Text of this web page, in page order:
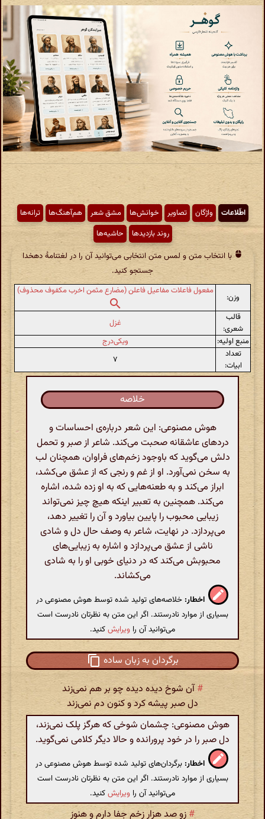
اطّلاعات واژگان تصاویر خوانش‌ها مشق شعر هم‌آهنگ‌ها
ترانه‌ها
روند بازدیدها
حاشیه‌ها
با انتخاب متن و لمس متن انتخابی می‌توانید آن را در لغتنامهٔ دهخدا
جستجو کنید.
وزن:
مفعول فاعلات مفاعیل فاعلن (مضارع مثمن اخرب مکفوف محذوف)
قالب
شعری:
غزل
منبع اولیه:
ویکی‌درج
تعداد
ابیات:
۷
خلاصه
هوش مصنوعی: این شعر درباره‌ی احساسات و
دردهای عاشقانه صحبت می‌کند. شاعر از صبر و تحمل
دلش می‌گوید که باوجود زخم‌های فراوان، همچنان لب
به سخن نمی‌آورد. او از غم و رنجی که از عشق می‌کشد،
ابراز می‌کند و به طعنه‌هایی که به او زده شده، اشاره
می‌کند. همچنین به تعبیر اینکه هیچ چیز نمی‌تواند
زیبایی محبوب را پایین بیاورد و آن را تغییر دهد،
می‌پردازد. در نهایت، شاعر به وصف حال دل و شادی
ناشی از عشق می‌پردازد و اشاره به زیبایی‌های
محبوبش می‌کند که در دنیای خوبی او را به شادی
می‌کشاند.
اخطار: خلاصه‌های تولید شده توسط هوش مصنوعی در
بسیاری از موارد نادرستند. اگر این متن به نظرتان نادرست است
می‌توانید آن را ویرایشکنید.
برگردان به زبان ساده
#آن شوخ دیده دیده چو بر هم نمی‌زند
دل صبر پیشه کرد و کنون دم نمی‌زند
هوش مصنوعی: چشمان شوخی که هرگز پلک نمی‌زند،
دل صبر را در خود پرورانده و حالا دیگر کلامی نمی‌گوید.
اخطار: برگردان‌های تولید شده توسط هوش مصنوعی در
بسیاری از موارد نادرستند. اگر این متن به نظرتان نادرست است
می‌توانید آن را ویرایشکنید.
# زو صد هزار زخم جفا دارم و هنوز